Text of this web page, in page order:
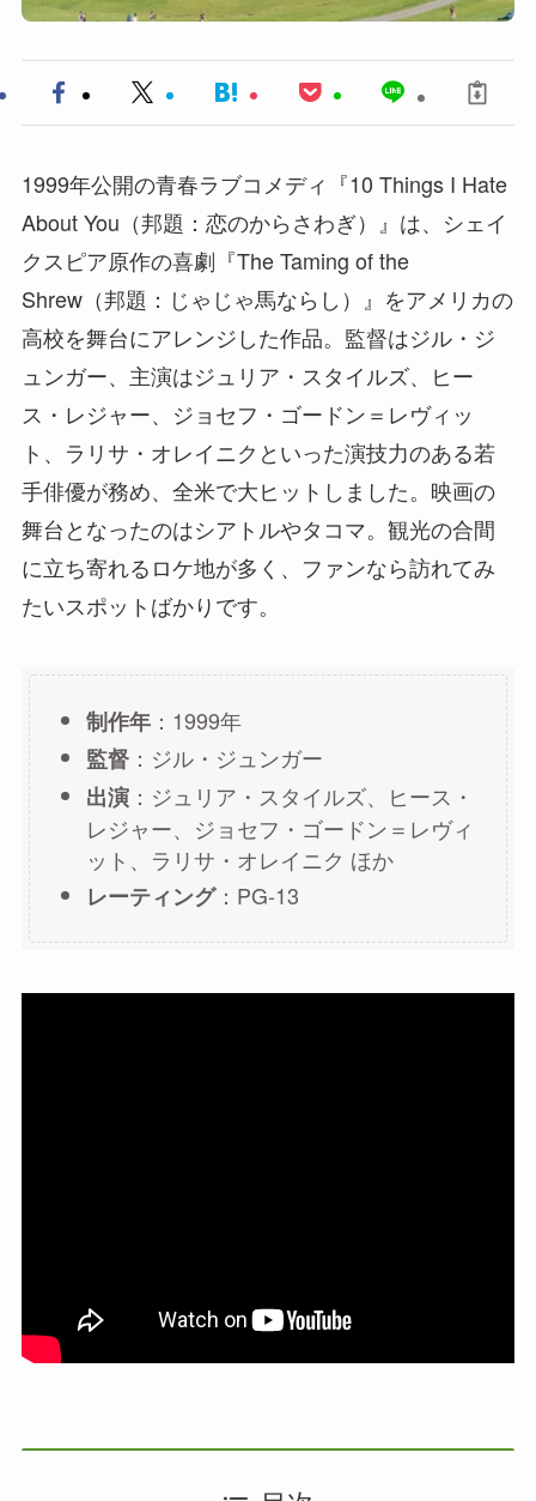
1999年公開の青春ラブコメディ『10 Things I Hate
About You（邦題：恋のからさわぎ）』は、シェイ
クスピア原作の喜劇『The Taming of the
Shrew（邦題：じゃじゃ馬ならし）』をアメリカの
高校を舞台にアレンジした作品。監督はジル・ジ
ュンガー、主演はジュリア・スタイルズ、ヒー
ス・レジャー、ジョセフ・ゴードン＝レヴィッ
ト、ラリサ・オレイニクといった演技力のある若
手俳優が務め、全米で大ヒットしました。映画の
舞台となったのはシアトルやタコマ。観光の合間
に立ち寄れるロケ地が多く、ファンなら訪れてみ
たいスポットばかりです。
制作年：1999年
監督：ジル・ジュンガー
出演：ジュリア・スタイルズ、ヒース・
レジャー、ジョセフ・ゴードン＝レヴィ
ット、ラリサ・オレイニク ほか
レーティング：PG-13